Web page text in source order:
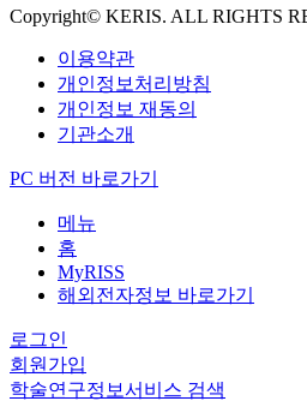
Copyright© KERIS. ALL RIGHTS
이용약관
개인정보처리방침
개인정보 재동의
기관소개
PC 버전 바로가기
메뉴
홈
MyRISS
해외전자정보 바로가기
로그인
회원가입
학술연구정보서비스 검색